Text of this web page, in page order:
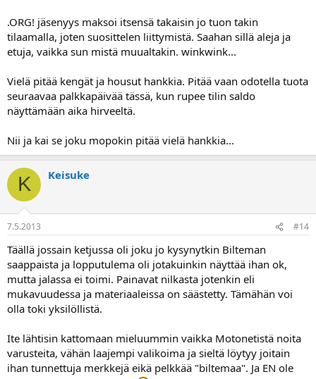
.ORG! jäsenyys maksoi itsensä takaisin jo tuon takin
tilaamalla, joten suosittelen liittymistä. Saahan sillä aleja ja
etuja, vaikka sun mistä muualtakin. winkwink...
Vielä pitää kengät ja housut hankkia. Pitää vaan odotella tuota
seuraavaa palkkapäivää tässä, kun rupee tilin saldo
näyttämään aika hirveeltä.
Nii ja kai se joku mopokin pitää vielä hankkia...
K Keisuke
7.5.2013 #14
Täällä jossain ketjussa oli joku jo kysynytkin Bilteman
saappaista ja lopputulema oli jotakuinkin näyttää ihan ok,
mutta jalassa ei toimi. Painavat nilkasta jotenkin eli
mukavuudessa ja materiaaleissa on säästetty. Tämähän voi
olla toki yksilöllistä.
Ite lähtisin kattomaan mieluummin vaikka Motonetistä noita
varusteita, vähän laajempi valikoima ja sieltä löytyy joitain
ihan tunnettuja merkkejä eikä pelkkää "biltemaa". Ja EN ole